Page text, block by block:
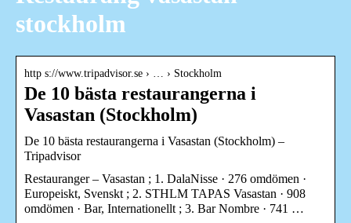
stockholm
http s://www.tripadvisor.se › … › Stockholm
De 10 bästa restaurangerna i
Vasastan (Stockholm)
De 10 bästa restaurangerna i Vasastan (Stockholm) –
Tripadvisor
Restauranger – Vasastan ; 1. DalaNisse · 276 omdömen ·
Europeiskt, Svenskt ; 2. STHLM TAPAS Vasastan · 908
omdömen · Bar, Internationellt ; 3. Bar Nombre · 741 …